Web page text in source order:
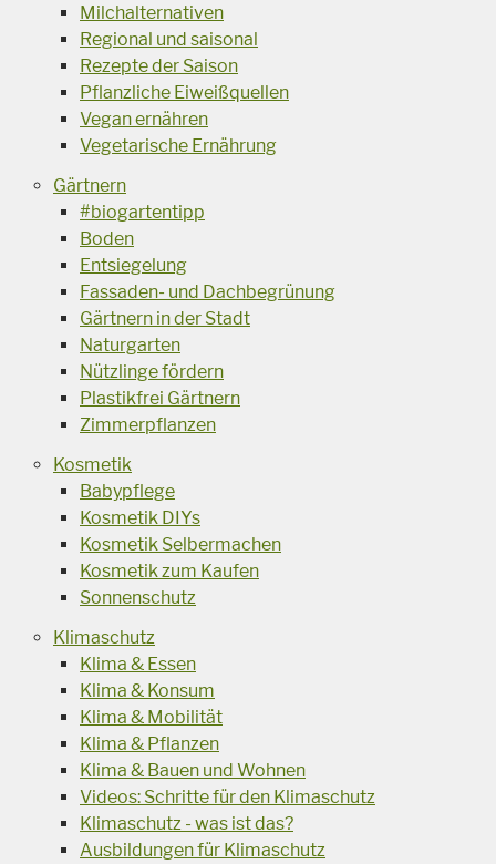
Milchalternativen
Regional und saisonal
Rezepte der Saison
Pflanzliche Eiweißquellen
Vegan ernähren
Vegetarische Ernährung
Gärtnern
#biogartentipp
Boden
Entsiegelung
Fassaden- und Dachbegrünung
Gärtnern in der Stadt
Naturgarten
Nützlinge fördern
Plastikfrei Gärtnern
Zimmerpflanzen
Kosmetik
Babypflege
Kosmetik DIYs
Kosmetik Selbermachen
Kosmetik zum Kaufen
Sonnenschutz
Klimaschutz
Klima & Essen
Klima & Konsum
Klima & Mobilität
Klima & Pflanzen
Klima & Bauen und Wohnen
Videos: Schritte für den Klimaschutz
Klimaschutz - was ist das?
Ausbildungen für Klimaschutz